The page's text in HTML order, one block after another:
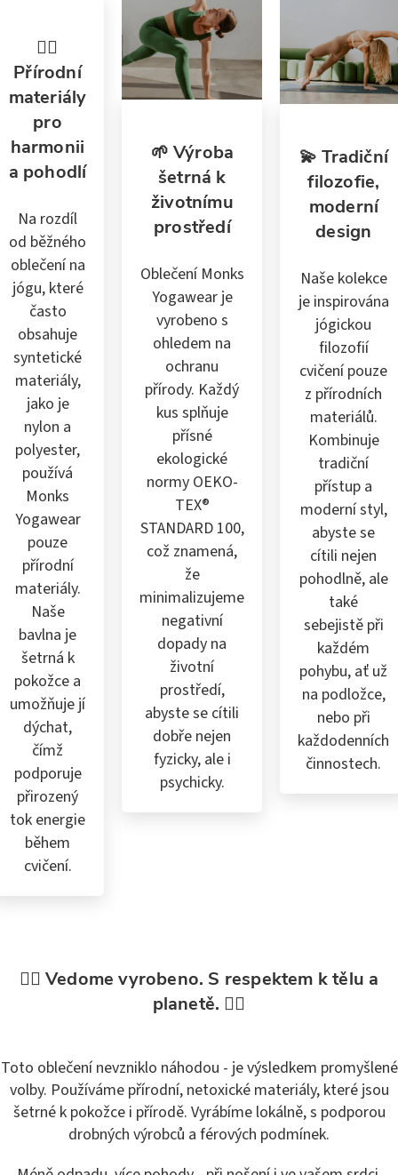
🧘‍♀️
Přírodní
materiály
pro
harmonii
a pohodlí
Na rozdíl
od běžného
oblečení na
jógu, které
často
obsahuje
syntetické
materiály,
jako je
nylon a
polyester,
používá
Monks
Yogawear
pouze
přírodní
materiály.
Naše
bavlna je
šetrná k
pokožce a
umožňuje jí
dýchat,
čímž
podporuje
přirozený
tok energie
během
cvičení.
🌱 Výroba
šetrná k
životnímu
prostředí
Oblečení Monks
Yogawear je
vyrobeno s
ohledem na
ochranu
přírody. Každý
kus splňuje
přísné
ekologické
normy OEKO-
TEX®
STANDARD 100,
což znamená,
že
minimalizujeme
negativní
dopady na
životní
prostředí,
abyste se cítili
dobře nejen
fyzicky, ale i
psychicky.
💫 Tradiční
filozofie,
moderní
design
Naše kolekce
je inspirována
jógickou
filozofií
cvičení pouze
z přírodních
materiálů.
Kombinuje
tradiční
přístup a
moderní styl,
abyste se
cítili nejen
pohodlně, ale
také
sebejistě při
každém
pohybu, ať už
na podložce,
nebo při
každodenních
činnostech.
🧘‍♀️ Vedome vyrobeno. S respektem k tělu a
planetě. 🧘‍♀️
Toto oblečení nevzniklo náhodou - je výsledkem promyšlené
volby. Používáme přírodní, netoxické materiály, které jsou
šetrné k pokožce i přírodě. Vyrábíme lokálně, s podporou
drobných výrobců a férových podmínek.